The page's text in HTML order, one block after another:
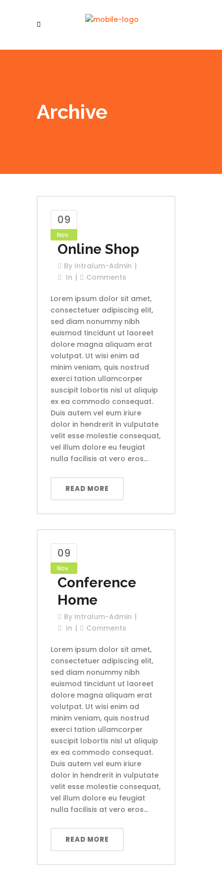
Archive
09
Nov
Online Shop
By Intralum-Admin
In
Comments
Lorem ipsum dolor sit amet,
consectetuer adipiscing elit,
sed diam nonummy nibh
euismod tincidunt ut laoreet
dolore magna aliquam erat
volutpat. Ut wisi enim ad
minim veniam, quis nostrud
exerci tation ullamcorper
suscipit lobortis nisl ut aliquip
ex ea commodo consequat.
Duis autem vel eum iriure
dolor in hendrerit in vulputate
velit esse molestie consequat,
vel illum dolore eu feugiat
nulla facilisis at vero eros...
READ MORE
09
Nov
Conference
Home
By Intralum-Admin
In
Comments
Lorem ipsum dolor sit amet,
consectetuer adipiscing elit,
sed diam nonummy nibh
euismod tincidunt ut laoreet
dolore magna aliquam erat
volutpat. Ut wisi enim ad
minim veniam, quis nostrud
exerci tation ullamcorper
suscipit lobortis nisl ut aliquip
ex ea commodo consequat.
Duis autem vel eum iriure
dolor in hendrerit in vulputate
velit esse molestie consequat,
vel illum dolore eu feugiat
nulla facilisis at vero eros...
READ MORE